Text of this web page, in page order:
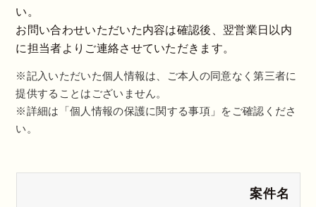
い。
お問い合わせいただいた内容は確認後、翌営業日以内
に担当者よりご連絡させていただきます。
※記入いただいた個人情報は、ご本人の同意なく第三者に
提供することはございません。
※詳細は「個人情報の保護に関する事項」をご確認くださ
い。
案件名